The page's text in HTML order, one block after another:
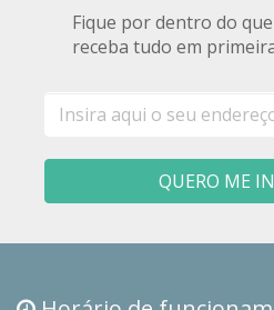
Fique por dentro do
receba tudo em
mail
QUERO ME